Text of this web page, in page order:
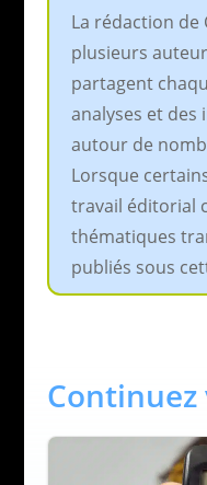
La rédaction de
plusieurs
partagent
analyses et
autour de
Lorsque
travail éditorial
thématiques
publiés sous